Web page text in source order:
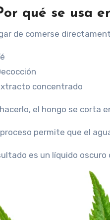
qué se usa
de comerse
concentrado
el hongo se corta
permite que el
es un líquido